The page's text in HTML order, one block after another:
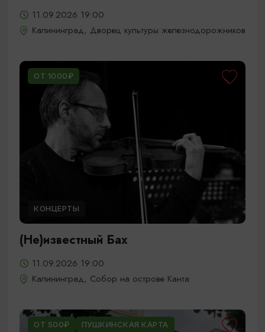
11.09.2026 19:00
Калининград, Дворец культуры железнодорожников
ОТ 1000₽
КОНЦЕРТЫ
(Не)известный Бах
11.09.2026 19:00
Калининград, Собор на острове Канта
ОТ 500₽ ПУШКИНСКАЯ КАРТА